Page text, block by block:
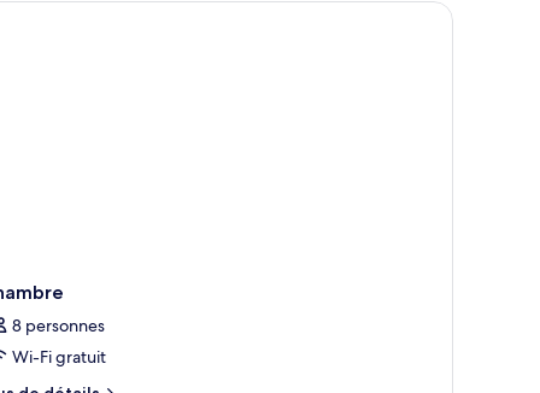
fenêtres.
8 personnes
Wi-Fi gratuit